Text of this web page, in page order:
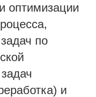
оптимизации
по
и